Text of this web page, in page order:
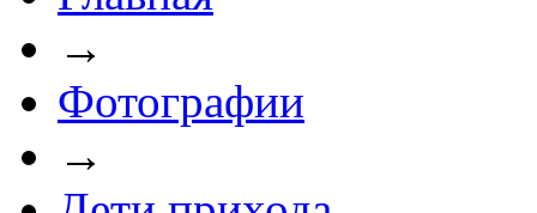
→
Фотографии
→